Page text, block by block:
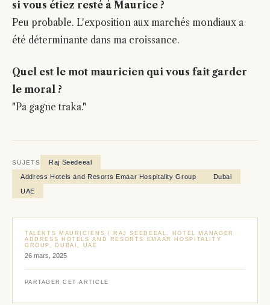
si vous étiez resté à Maurice ?
Peu probable. L'exposition aux marchés mondiaux a
été déterminante dans ma croissance.
Quel est le mot mauricien qui vous fait garder
le moral ?
"Pa gagne traka."
SUJETS
Raj Seedeeal
Address Hotels and Resorts Emaar Hospitality Group
Dubai
UAE
TALENTS MAURICIENS / RAJ SEEDEEAL, HOTEL MANAGER
ADDRESS HOTELS AND RESORTS EMAAR HOSPITALITY
GROUP, DUBAI, UAE
26 mars, 2025
PARTAGER CET ARTICLE